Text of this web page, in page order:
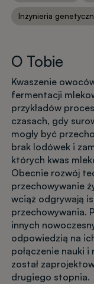
Inżynieria
O Tobie
Kwaszenie
fermentacji
przykładów
czasach, gdy
mogły być
brak lodówek i
których kwas
Obecnie rozwój
przechowywanie
wciąż odgrywają
przechowywania.
innych
odpowiedzią na
połączenie nauki
został
drugiego stopnia.